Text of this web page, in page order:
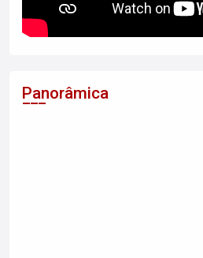
Panorâmica